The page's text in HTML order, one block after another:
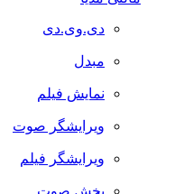
دی.وی.دی
مبدل
نمایش فیلم
ویرایشگر صوت
ویرایشگر فیلم
پخش صوت